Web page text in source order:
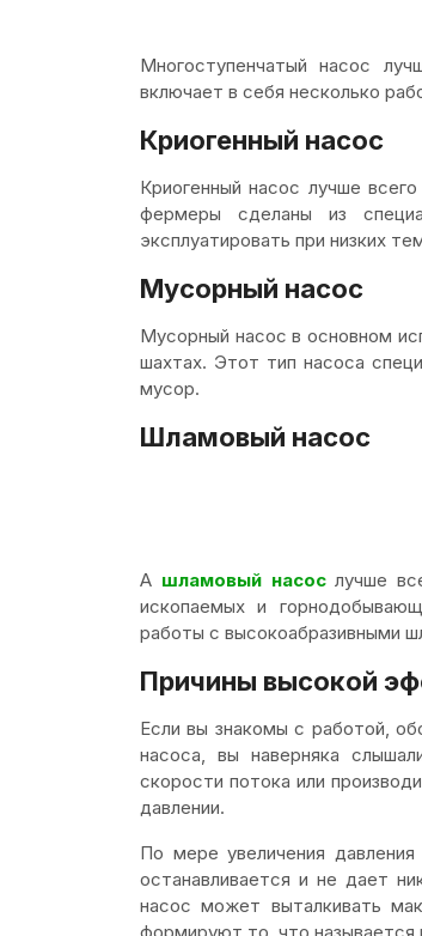
Многоступенчатый насос
включает в себя несколько
Криогенный насос
Криогенный насос лучше
фермеры сделаны из
эксплуатировать при низких
Мусорный насос
Мусорный насос в основном
шахтах. Этот тип насоса
мусор.
Шламовый насос
А шламовый насослучше
ископаемых и
работы с высокоабразивными
Причины высокой
Если вы знакомы с работой,
насоса, вы наверняка
скорости потока или
давлении.
По мере увеличения
останавливается и не дает
насос может выталкивать